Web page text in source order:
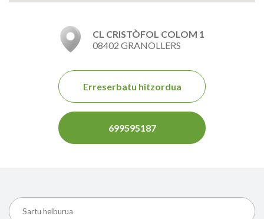
CL CRISTÒFOL COLOM 1
08402 GRANOLLERS
Erreserbatu hitzordua
699595187